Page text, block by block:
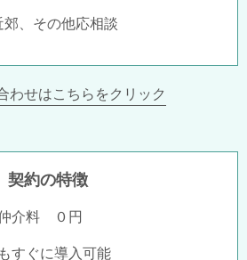
、その他応相談
わせはこちらをクリック
契約の特徴
介料 ０円
すぐに導入可能